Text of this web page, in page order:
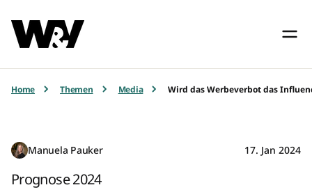
Home Themen Media Wird das Werbeverbot das
Manuela Pauker 17. Jan 2024
Prognose 2024